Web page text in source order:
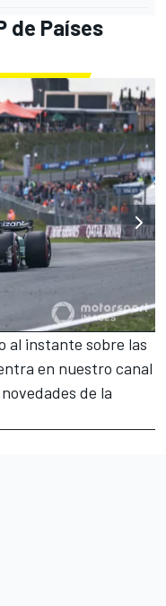
de Países
al instante sobre las
en nuestro canal
de la